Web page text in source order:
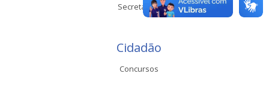
Secretarias
Cidadão
Concursos